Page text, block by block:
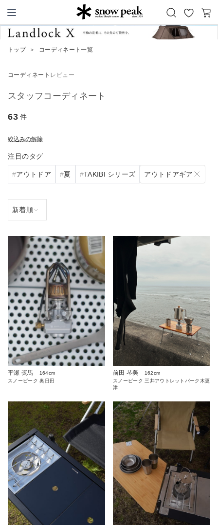
Snow Peak
お
気
カ
トップ ＞ コーディネート一覧
コーディネート レビュー
スタッフコーディネート
63 件
絞込みの解除
注目のタグ
アウトドア 夏 TAKIBI シリーズ アウトドアギア
平瀬 奨馬
164cm
スノーピーク 奥日田
前田 琴美
162cm
スノーピーク 三井アウトレットパーク木更
津